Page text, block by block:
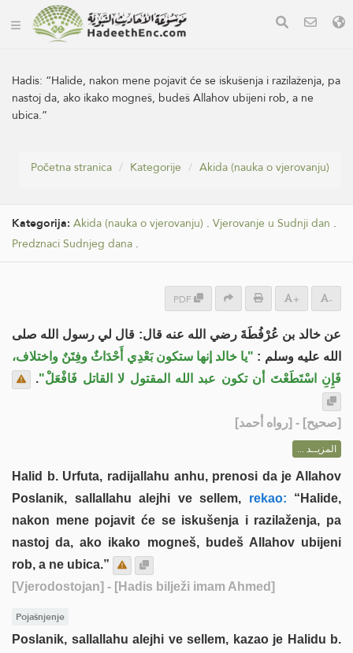
Hadis: “Halide, nakon mene pojavit će se iskušenja i razilaženja, pa
nastoj da, ako ikako mogneš, budeš Allahov ubijeni rob, a ne
ubica.”
Početna stranica Kategorije Akida (nauka o vjerovanju)
Kategorija: Akida (nauka o vjerovanju) . Vjerovanje u Sudnji dan .
Predznaci Sudnjeg dana .
PDF + -
عن خالد بن عُرْفُطَةَ رضي الله عنه قال: قال لي رسول الله صلى
الله عليه وسلم : "يا خالد إنها ستكون بَعْدِي أَحْدَاثٌ وفِتَنٌ واختلاف،
فَإِنِ اسْتَطَعْتَ أن تكون عبد الله المقتول لا القاتل فَافْعَلْ".
[صحيح] - [رواه أحمد]
المزيــد ...
Halid b. Urfuta, radijallahu anhu, prenosi da je Allahov
Poslanik, sallallahu alejhi ve sellem, rekao: “Halide,
nakon mene pojavit će se iskušenja i razilaženja, pa
nastoj da, ako ikako mogneš, budeš Allahov ubijeni
rob, a ne ubica.”
[Vjerodostojan] - [Hadis bilježi imam Ahmed]
Pojašnjenje
Poslanik, sallallahu alejhi ve sellem, kazao je Halidu b.